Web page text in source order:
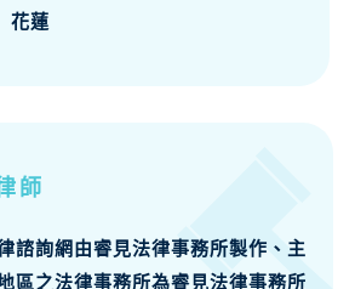
師
諮詢網由睿見法律事務所製作、主
區之法律事務所為睿見法律事務所
花蓮